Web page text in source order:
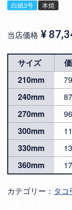
白紙3号 本焼
当店価格 ¥
サイズ
210mm
240mm
270mm
300mm
330mm
360mm
カテゴリー： タコ